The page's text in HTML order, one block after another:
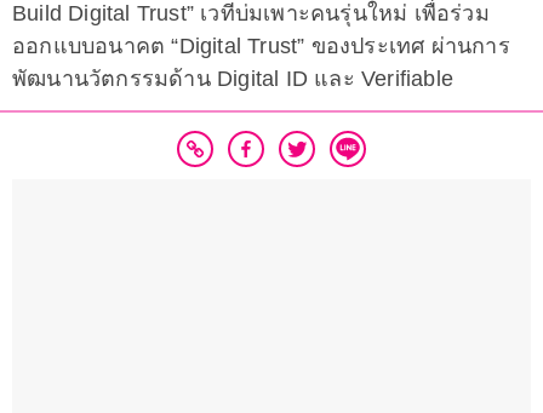
Build Digital Trust” เวทีบ่มเพาะคนรุ่นใหม่ เพื่อร่วม
ออกแบบอนาคต “Digital Trust” ของประเทศ ผ่านการ
พัฒนานวัตกรรมด้าน Digital ID และ Verifiable